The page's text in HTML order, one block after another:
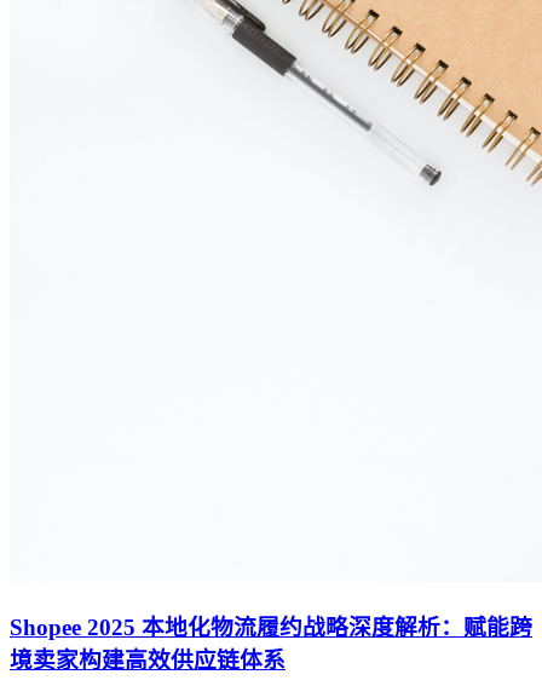
Shopee 2025 本地化物流履约战略深度解析：赋能跨
境卖家构建高效供应链体系